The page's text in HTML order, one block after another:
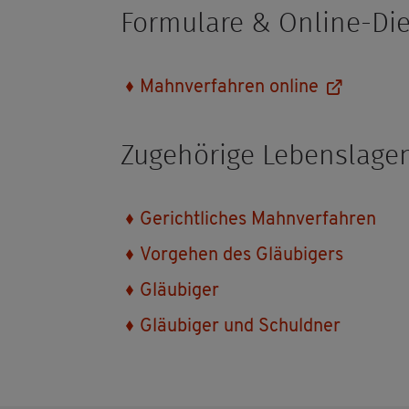
For­mu­la­re & On­line-
Mahn­ver­fah­ren on­line
Zu­ge­hö­ri­ge
Ge­richt­li­ches Mahn­ver­fah­ren
Vor­ge­hen des Gläu­bi­gers
Gläu­bi­ger
Gläu­bi­ger und Schuld­ner